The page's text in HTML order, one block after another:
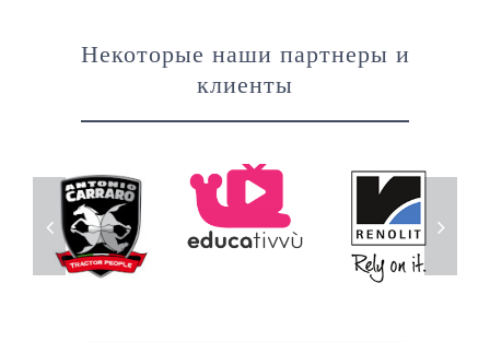
Некоторые наши партнеры и
клиенты